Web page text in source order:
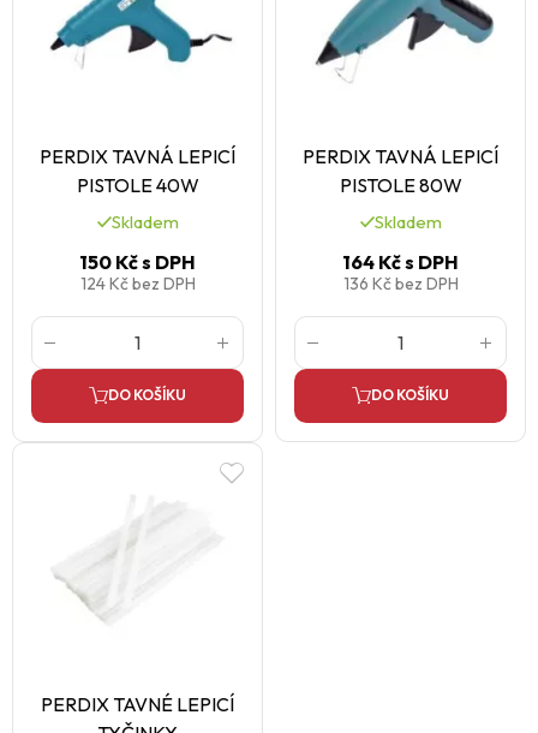
PERDIX TAVNÁ LEPICÍ
PISTOLE 40W
Skladem
150 Kčs DPH
124 Kčbez DPH
DO KOŠÍKU
PERDIX TAVNÁ LEPICÍ
PISTOLE 80W
Skladem
164 Kčs DPH
136 Kčbez DPH
DO KOŠÍKU
PERDIX TAVNÉ LEPICÍ